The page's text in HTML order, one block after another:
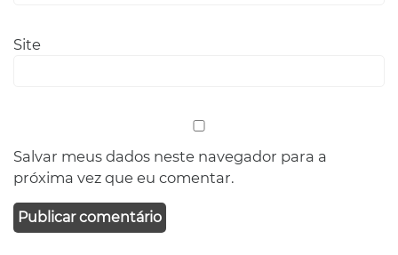
Site
Salvar meus dados neste navegador para a
próxima vez que eu comentar.